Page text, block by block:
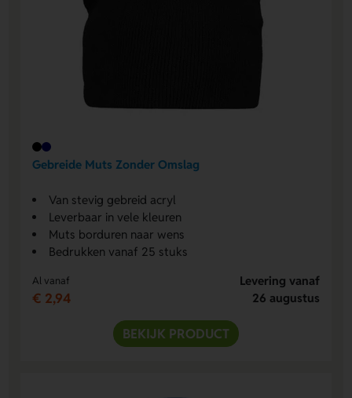
Gebreide Muts Zonder Omslag
Van stevig gebreid acryl
Leverbaar in vele kleuren
Muts borduren naar wens
Bedrukken vanaf 25 stuks
Al vanaf
€ 2,94
Levering vanaf
26 augustus
BEKIJK PRODUCT